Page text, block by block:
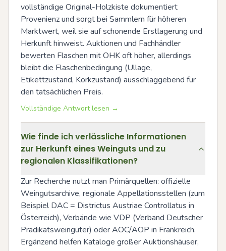
vollständige Original-Holzkiste dokumentiert
Provenienz und sorgt bei Sammlern für höheren
Marktwert, weil sie auf schonende Erstlagerung und
Herkunft hinweist. Auktionen und Fachhändler
bewerten Flaschen mit OHK oft höher, allerdings
bleibt die Flaschenbedingung (Ullage,
Etikettzustand, Korkzustand) ausschlaggebend für
den tatsächlichen Preis.
Vollständige Antwort lesen →
Wie finde ich verlässliche Informationen
zur Herkunft eines Weinguts und zu
regionalen Klassifikationen?
Zur Recherche nutzt man Primärquellen: offizielle
Weingutsarchive, regionale Appellationsstellen (zum
Beispiel DAC = Districtus Austriae Controllatus in
Österreich), Verbände wie VDP (Verband Deutscher
Prädikatsweingüter) oder AOC/AOP in Frankreich.
Ergänzend helfen Kataloge großer Auktionshäuser,